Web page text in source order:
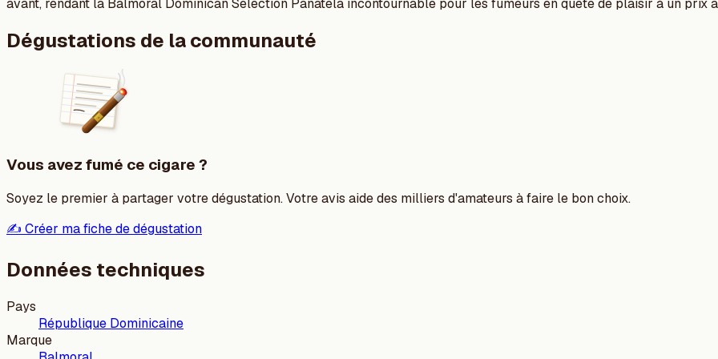
avant, rendant la Balmoral Dominican Selection Panatela incontournable pour les fumeurs en quête de plaisir à un prix
Dégustations de la communauté
Vous avez fumé ce cigare ?
Soyez le premier à partager votre dégustation. Votre avis aide des milliers d'amateurs à faire le bon choix.
✍️ Créer ma fiche de dégustation
Données techniques
Pays
République Dominicaine
Marque